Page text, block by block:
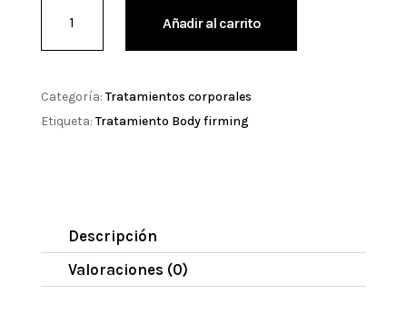
Body
firming
Añadir al carrito
Categoría:Tratamientos corporales
Etiqueta:Tratamiento Body firming
Descripción
Valoraciones (0)